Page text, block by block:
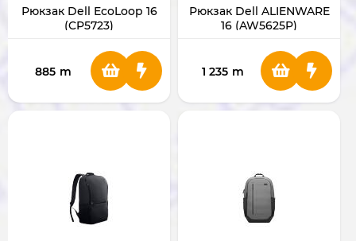
Рюкзак Dell EcoLoop 16
(CP5723)
885 m
Рюкзак Dell ALIENWARE
16 (AW5625P)
1 235 m